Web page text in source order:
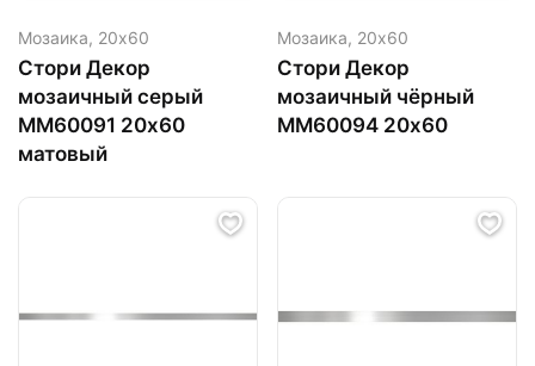
Мозаика, 20х60
Стори Декор
мозаичный серый
ММ60091 20х60
матовый
Мозаика, 20х60
Стори Декор
мозаичный чёрный
MM60094 20х60